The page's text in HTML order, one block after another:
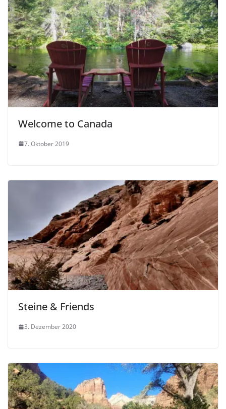
Welcome to Canada
7. Oktober 2019
Steine & Friends
3. Dezember 2020